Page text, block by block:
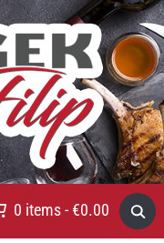
0 items - €0.00